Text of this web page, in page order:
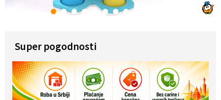
1 2 3 4 6 7 8
Super pogodnosti